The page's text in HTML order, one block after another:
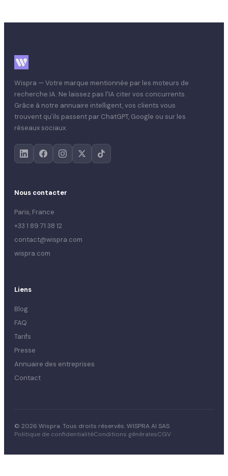
Wispra — Votre marque mentionnée par les moteurs de
recherche IA. Ne laissez pas l'IA citer vos concurrents.
Grâce à notre annuaire intelligent, vos clients vous
trouvent qu'ils passent par ChatGPT, Google ou sur les
réseaux sociaux.
Nous contacter
Paris, France
+33 1 89 71 38 12
contact@wispra.com
wispra.com
Liens
Blog
FAQ
Tarifs
Presse
Annuaire des entreprises
Contact
© 2026 Wispra. Tous droits réservés. WISPRA AI SAS
Politique de confidentialitéConditions généralesCGV